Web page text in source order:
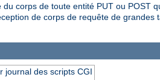
corps de toute entité PUT ou
de corps de requête de
journal des scripts CGI